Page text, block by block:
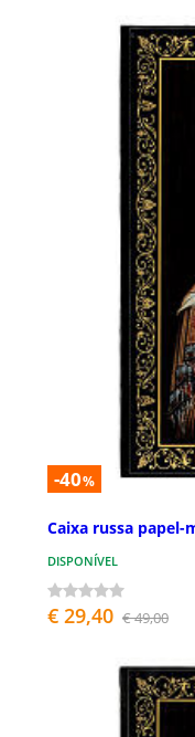
-40%
Caixa russa papel-
DISPONÍVEL
€ 29,40 € 49,00